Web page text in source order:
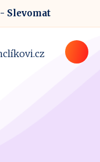
Slevomat